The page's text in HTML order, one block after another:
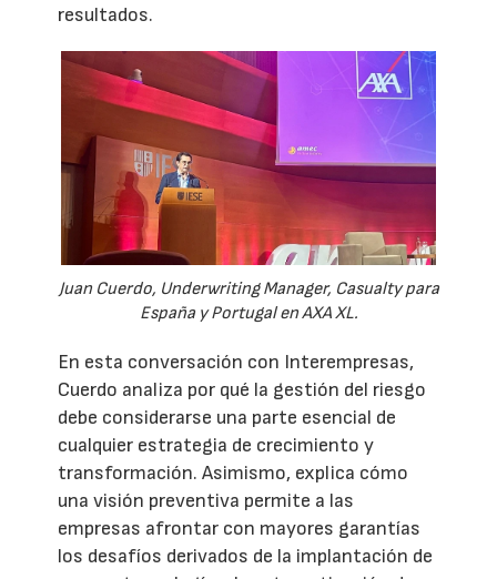
resultados.
Juan Cuerdo, Underwriting Manager, Casualty para
España y Portugal en AXA XL.
En esta conversación con Interempresas,
Cuerdo analiza por qué la gestión del riesgo
debe considerarse una parte esencial de
cualquier estrategia de crecimiento y
transformación. Asimismo, explica cómo
una visión preventiva permite a las
empresas afrontar con mayores garantías
los desafíos derivados de la implantación de